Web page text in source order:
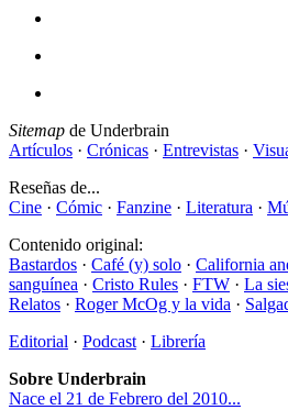
Sitemap de Underbrain
Artículos · Crónicas · Entrevistas ·
Reseñas de...
Cine · Cómic · Fanzine · Literatura ·
Contenido original:
Bastardos · Café (y) solo · California
sanguínea · Cristo Rules · FTW · La
Relatos · Roger McOg y la vida ·
Editorial · Podcast · Librería
Sobre Underbrain
Nace el 21 de Febrero del 2010...